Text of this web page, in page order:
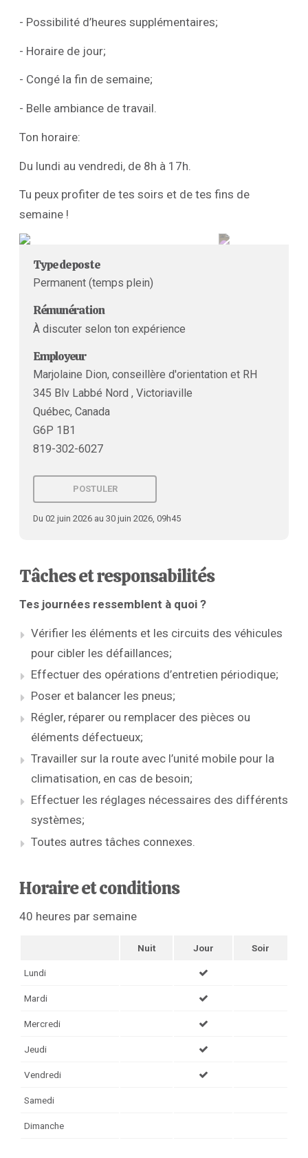
- Possibilité d’heures supplémentaires;
- Horaire de jour;
- Congé la fin de semaine;
- Belle ambiance de travail.
Ton horaire:
Du lundi au vendredi, de 8h à 17h.
Tu peux profiter de tes soirs et de tes fins de
semaine !
Type de poste
Permanent (temps plein)
Rémunération
À discuter selon ton expérience
Employeur
Marjolaine Dion, conseillère d'orientation et RH
345 Blv Labbé Nord , Victoriaville
Québec, Canada
G6P 1B1
819-302-6027
POSTULER
Du 02 juin 2026 au 30 juin 2026, 09h45
Tâches et responsabilités
Tes journées ressemblent à quoi ?
Vérifier les éléments et les circuits des véhicules
pour cibler les défaillances;
Effectuer des opérations d’entretien périodique;
Poser et balancer les pneus;
Régler, réparer ou remplacer des pièces ou
éléments défectueux;
Travailler sur la route avec l’unité mobile pour la
climatisation, en cas de besoin;
Effectuer les réglages nécessaires des différents
systèmes;
Toutes autres tâches connexes.
Horaire et conditions
40 heures par semaine
Nuit Jour Soir
Lundi
Mardi
Mercredi
Jeudi
Vendredi
Samedi
Dimanche